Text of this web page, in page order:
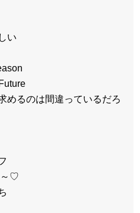
い
めるのは間違っているだろ
～♡